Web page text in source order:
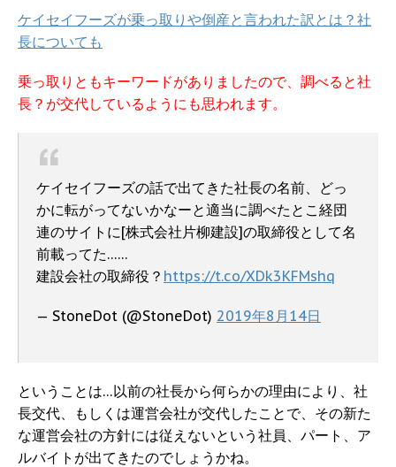
ケイセイフーズが乗っ取りや倒産と言われた訳とは？社
長についても
乗っ取りともキーワードがありましたので、調べると社
長？が交代しているようにも思われます。
ケイセイフーズの話で出てきた社長の名前、どっ
かに転がってないかなーと適当に調べたとこ経団
連のサイトに[株式会社片柳建設]の取締役として名
前載ってた……
建設会社の取締役？ https://t.co/XDk3KFMshq
— StoneDot (@StoneDot) 2019年8月14日
ということは…以前の社長から何らかの理由により、社
長交代、もしくは運営会社が交代したことで、その新た
な運営会社の方針には従えないという社員、パート、ア
ルバイトが出てきたのでしょうかね。